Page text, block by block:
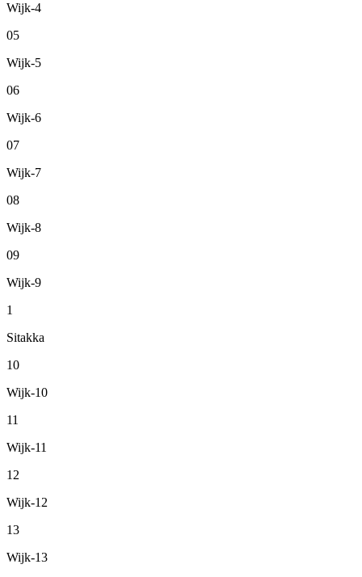
Wijk-4
05
Wijk-5
06
Wijk-6
07
Wijk-7
08
Wijk-8
09
Wijk-9
1
Sitakka
10
Wijk-10
11
Wijk-11
12
Wijk-12
13
Wijk-13